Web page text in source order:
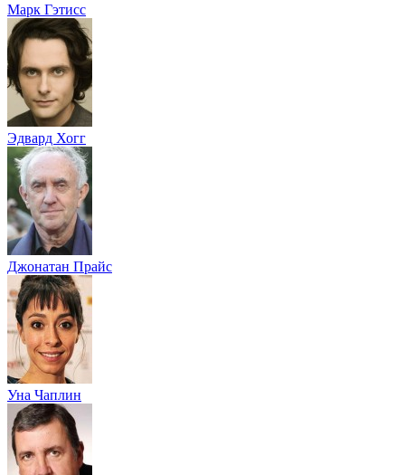
Марк Гэтисс
Эдвард Хогг
Джонатан Прайс
Уна Чаплин